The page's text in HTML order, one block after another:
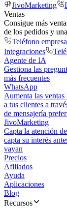
JivoMarketing
Ventas
Consigue más
de los pedidos y
Teléfono
Integraciones
Agente de IA
Gestiona las
más frecuentes
WhatsApp
Aumenta las ventas
a tus clientes a
de mensajería
JivoMarketing
Capta la atención
capta su interés
vayan
Precios
Afiliados
Ayuda
Aplicaciones
Blog
Recursos